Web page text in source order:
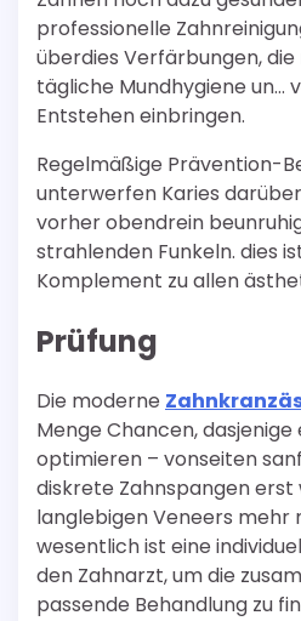
professionelle
überdies Verfärbungen, die
tägliche Mundhygiene un…
Entstehen einbringen.
Regelmäßige Prävention-
unterwerfen Karies
vorher obendrein
strahlenden Funkeln. dies
Komplement zu allen
Prüfung
Die moderne
Menge Chancen,
optimieren – vonseiten
diskrete Zahnspangen erst
langlebigen Veneers mehr
wesentlich ist eine
den Zahnarzt, um die
passende Behandlung zu